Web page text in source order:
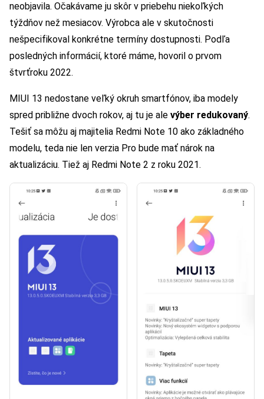
neobjavila. Očakávame ju skôr v priebehu niekoľkých
týždňov než mesiacov. Výrobca ale v skutočnosti
nešpecifikoval konkrétne termíny dostupnosti. Podľa
posledných informácií, ktoré máme, hovoril o prvom
štvrťroku 2022.
MIUI 13 nedostane veľký okruh smartfónov, iba modely
spred približne dvoch rokov, aj tu je ale výber redukovaný.
Tešiť sa môžu aj majitelia Redmi Note 10 ako základného
modelu, teda nie len verzia Pro bude mať nárok na
aktualizáciu. Tiež aj Redmi Note 2 z roku 2021.